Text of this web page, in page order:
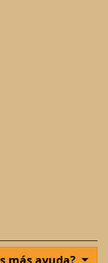
más ayuda?